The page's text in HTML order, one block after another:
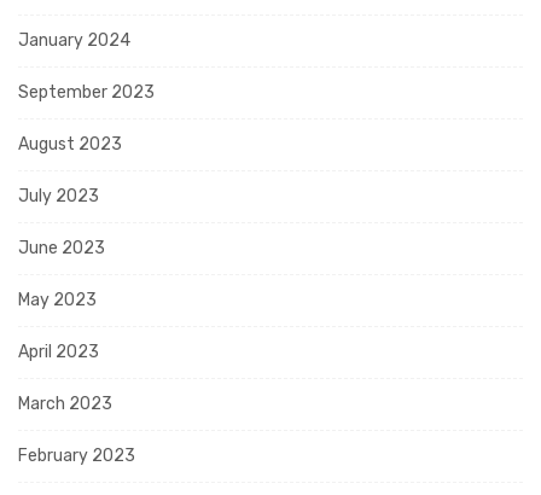
January 2024
September 2023
August 2023
July 2023
June 2023
May 2023
April 2023
March 2023
February 2023